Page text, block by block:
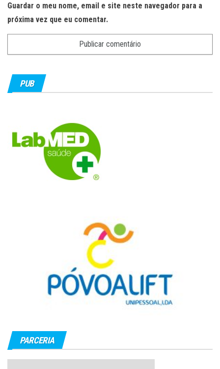
Guardar o meu nome, email e site neste navegador para a
próxima vez que eu comentar.
PUB
PARCERIA